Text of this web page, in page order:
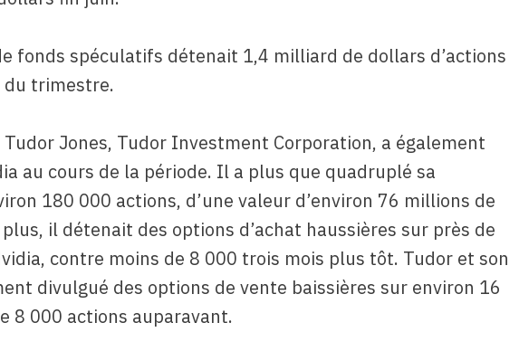
fonds spéculatifs détenait 1,4 milliard de dollars d’actions
du trimestre.
Tudor Jones, Tudor Investment Corporation, a également
au cours de la période. Il a plus que quadruplé sa
180 000 actions, d’une valeur d’environ 76 millions de
il détenait des options d’achat haussières sur près de
contre moins de 8 000 trois mois plus tôt. Tudor et son
divulgué des options de vente baissières sur environ 16
8 000 actions auparavant.